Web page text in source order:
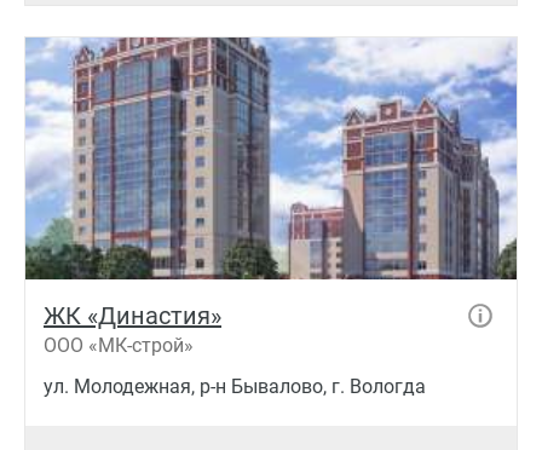
ЖК «Династия»
ООО «МК-строй»
ул. Молодежная, р-н Бывалово, г. Вологда